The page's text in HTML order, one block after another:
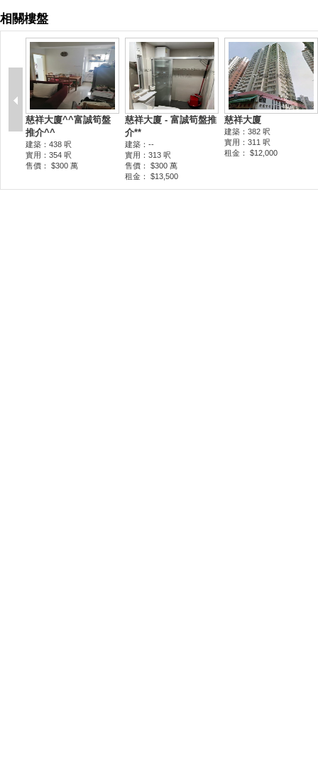
相關樓盤
慈祥大廈^^富誠筍盤
推介^^
建築：438 呎
實用：354 呎
售價： $300 萬
慈祥大廈 - 富誠筍盤推
介**
建築：--
實用：313 呎
售價： $300 萬
租金： $13,500
慈祥大廈
建築：382 呎
實用：311 呎
租金： $12,000